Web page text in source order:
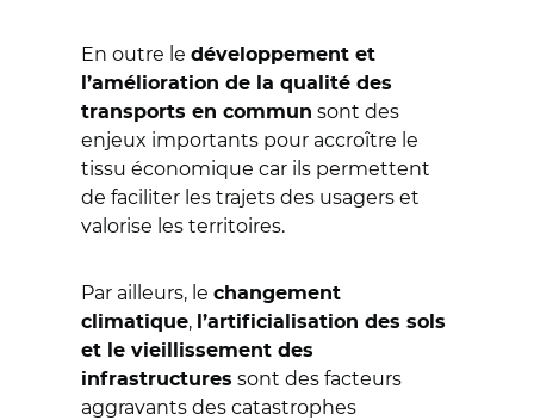
En outre le développement et
l’amélioration de la qualité des
transports en commun sont des
enjeux importants pour accroître le
tissu économique car ils permettent
de faciliter les trajets des usagers et
valorise les territoires.
Par ailleurs, le changement
climatique, l’artificialisation des sols
et le vieillissement des
infrastructures sont des facteurs
aggravants des catastrophes